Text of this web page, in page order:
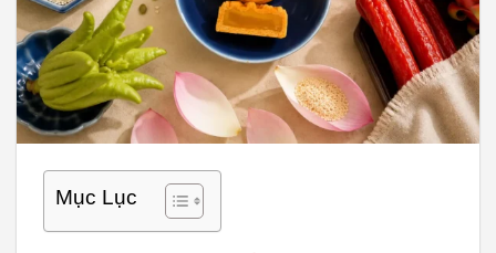
Mục Lục